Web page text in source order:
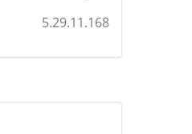
5.29.11.168